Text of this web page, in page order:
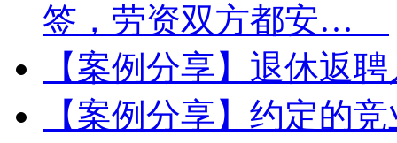
签，劳资双方都安…
【案例分享】退休返
【案例分享】约定的